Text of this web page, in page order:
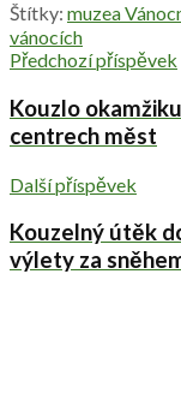
Štítky: muzea Vánoc
vánocích
Předchozí příspěvek
Kouzlo
centrech měst
Další příspěvek
Kouzelný útěk
výlety za